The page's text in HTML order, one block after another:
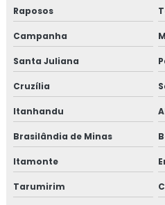
Raposos
Campanha
Santa Juliana
Cruzília
Itanhandu
Brasilândia de Minas
Itamonte
Tarumirim